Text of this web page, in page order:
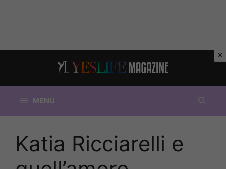
MENU
Katia Ricciarelli e